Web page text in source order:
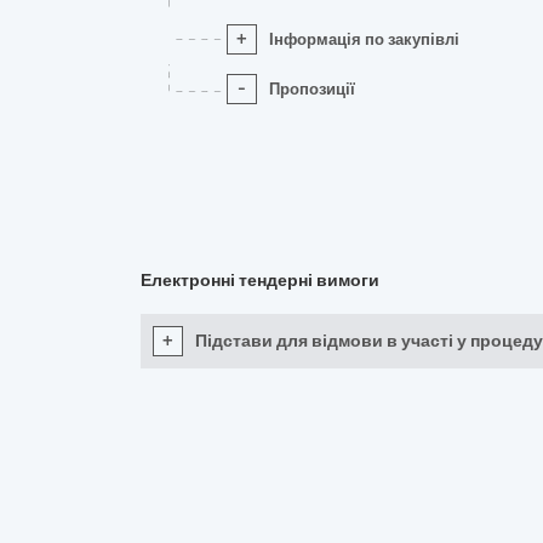
+ Інформація по закупівлі
- Пропозиції
Електронні тендерні вимоги
+ Підстави для відмови в участі у